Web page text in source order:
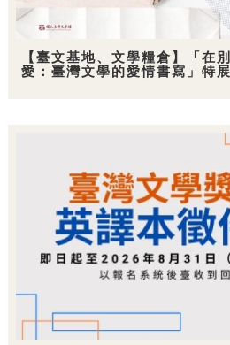
【臺文基地、文學糧倉】「在
愛：臺灣文學的愛情書寫」特展